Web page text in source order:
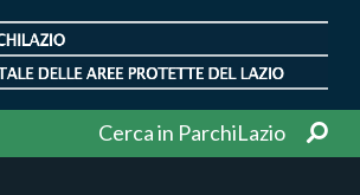
Cerca in ParchiLazio